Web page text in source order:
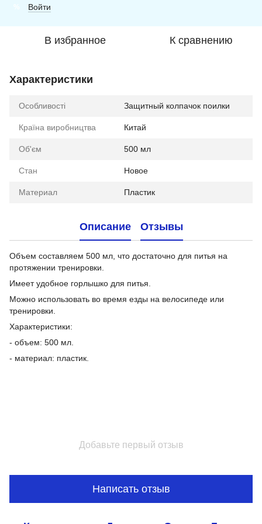
Войти
В избранное К сравнению
Характеристики
Особливості Защитный колпачок поилки
Країна виробництва Китай
Об'єм 500 мл
Стан Новое
Материал Пластик
Описание Отзывы
Объем составляем 500 мл, что достаточно для питья на
протяжении тренировки.
Имеет удобное горлышко для питья.
Можно использовать во время езды на велосипеде или
тренировки.
Характеристики:
- объем: 500 мл.
- материал: пластик.
Добавьте первый отзыв
Написать отзыв